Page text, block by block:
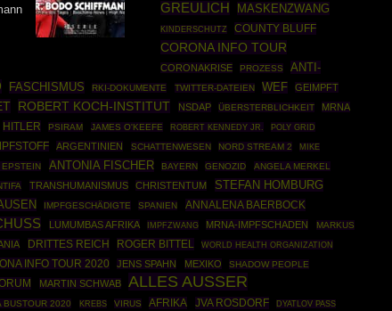
GREULICH
MASKENZWANG
KINDERSCHUTZ COUNTY BLUFF
CORONA INFO TOUR
CORONAKRISE PROZESS
ANTI-
FASCHISMUS RKI-DOKUMENTE TWITTER-DATEIEN WEF GEIMPFT
ROBERT KOCH-INSTITUT NSDAP ÜBERSTERBLICHKEIT
MRNA
HITLER PSIRAM JAMES O'KEEFE ROBERT KENNEDY JR.
POLY GRID
ARGENTINIEN SCHATTENWESEN NORD STREAM 2 MIKE
EPSTEIN ANTONIA FISCHER BAYERN GENOZID ANGELA MERKEL
TRANSHUMANISMUS CHRISTENTUM STEFAN HOMBURG
IMPFGESCHÄDIGTE SPANIEN ANNALENA BAERBOCK
LUMUMBAS AFRIKA IMPFZWANG MRNA-IMPFSCHADEN
MARKUS
DRITTES REICH ROGER BITTEL WORLD HEALTH ORGANIZATION
INFO TOUR 2020 JENS SPAHN MEXIKO SHADOW PEOPLE
MARTIN SCHWAB
ALLES AUSSER
BUSTOUR 2020 KREBS VIRUS AFRIKA JVA ROSDORF DYATLOV PASS